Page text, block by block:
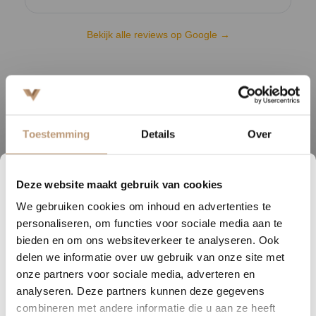
1
DAGEN
13
UREN
18
MINUTEN
26
SECONDEN
Nu tijdelijk 10% korting op
jouw vloer
Vraag snel een offerte aan en bespaar direct.
Toestemming Details Over
Deze website maakt gebruik van cookies
We gebruiken cookies om inhoud en advertenties te
personaliseren, om functies voor sociale media aan te
bieden en om ons websiteverkeer te analyseren. Ook
delen we informatie over uw gebruik van onze site met
onze partners voor sociale media, adverteren en
analyseren. Deze partners kunnen deze gegevens
combineren met andere informatie die u aan ze heeft
Bekijk alle reviews op Google →
De Kingston laminaatvloer is de perfecte keuze voor wie houdt van
een warme en karaktervolle sfeer.
De brede planken van de Kingston laminaatvloer zorgen voor een
ruimtelijk effect, wat hem bijzonder geschikt maakt voor zowel grote
als kleine ruimtes. Dit maakt de vloer niet alleen praktisch, maar ook
Met keuze uit twaalf veelzijdige kleuren is er altijd een optie die